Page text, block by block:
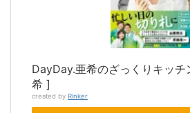
DayDay.亜希のざっくりキッ
希 ]
created by Rinker